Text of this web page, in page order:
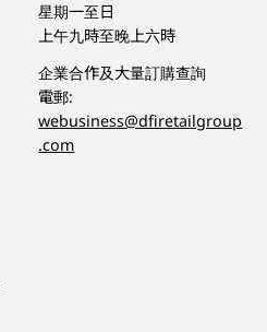
星期一至日
上午九時至晚上六時
企業合作及大量訂購查詢
電郵:
webusiness@dfiretailgroup
.com